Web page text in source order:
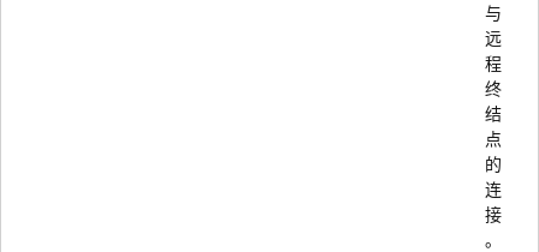
与
远
程
终
结
点
的
连
接
。